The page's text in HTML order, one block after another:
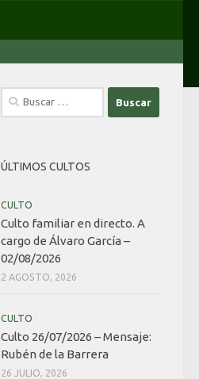
Buscar:
ÚLTIMOS CULTOS
CULTO
Culto familiar en directo. A
cargo de Álvaro García –
02/08/2026
2 AGOSTO, 2026
CULTO
Culto 26/07/2026 – Mensaje:
Rubén de la Barrera
26 JULIO, 2026